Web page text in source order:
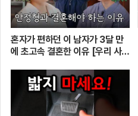
혼자가 편하던 이 남자가 3달 만
에 초고속 결혼한 이유 [우리 사이